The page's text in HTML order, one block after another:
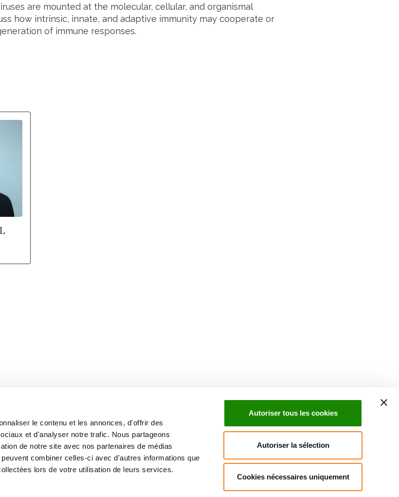
le contenu et les annonces, d'offrir des
et d'analyser notre trafic. Nous partageons
de notre site avec nos partenaires de médias
combiner celles-ci avec d'autres informations que
lors de votre utilisation de leurs services.
Autoriser tous les cookies
Autoriser la sélection
Cookies nécessaires uniquement
are mounted at the molecular, cellular, and organismal
how intrinsic, innate, and adaptive immunity may cooperate or
of immune responses.
Inscrivez-vous à la newsletter
ActualitésDroits du patient